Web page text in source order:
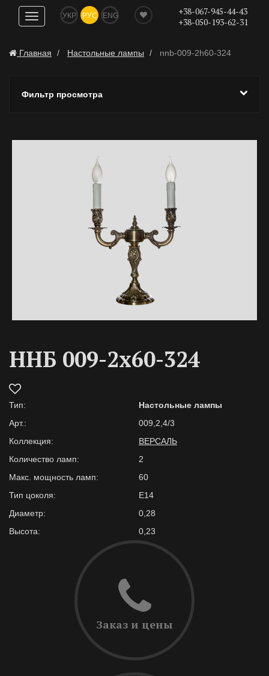
Показать
навигацию
УКР РУС ENG
+38-067-945-44-43
+38-050-193-62-31
Главная Настольные лампы nnb-009-2h60-324
Фильтр просмотра
ННБ 009-2х60-324
Тип:
Настольные лампы
Арт.:
009,2,4/3
Коллекция:
ВЕРСАЛЬ
Количество ламп:
2
Макс. мощность ламп:
60
Тип цоколя:
E14
Диаметр:
0,28
Высота:
0,23
Заказ и цены